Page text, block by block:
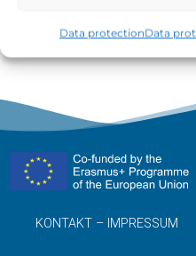
Data protectionData
KONTAKT – IMPRESSUM